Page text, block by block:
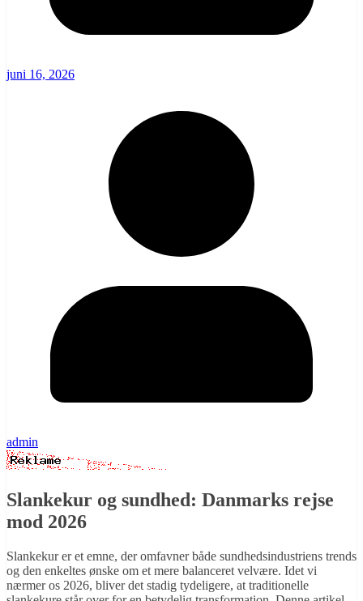
juni 16, 2026
admin
Slankekur og sundhed: Danmarks rejse
mod 2026
Slankekur er et emne, der omfavner både sundhedsindustriens trends
og den enkeltes ønske om et mere balanceret velvære. Idet vi
nærmer os 2026, bliver det stadig tydeligere, at traditionelle